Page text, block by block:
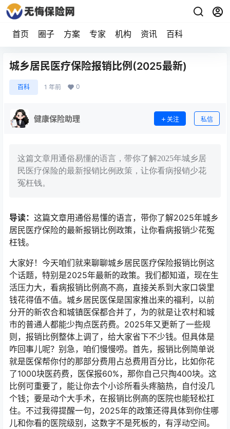
首页 圈子 方案 专家 机构 资讯 百科
城乡居民医疗保险报销比例(2025最新)
百科 1 年前 0
健康保险助理 关注 私信
这篇文章用通俗易懂的语言，带你了解2025年城乡居
民医疗保险的最新报销比例政策，让你看病报销少花
冤枉钱。
导读： 这篇文章用通俗易懂的语言，带你了解2025年城乡
居民医疗保险的最新报销比例政策，让你看病报销少花冤
枉钱。
大家好！今天咱们就来聊聊城乡居民医疗保险报销比例这
个话题，特别是2025年最新的政策。我们都知道，现在生
活压力大，看病报销比例高不高，直接关系到大家口袋里
钱花得值不值。城乡居民医保是国家推出来的福利，以前
分开的新农合和城镇医保都合并了，为的就是让农村和城
市的普通人都能少掏点医药费。2025年又更新了一些规
则，报销比例整体上调了，给大家省下不少钱。但具体是
咋回事儿呢？别急，咱们慢慢唠。首先，报销比例简单说
就是医保帮你付的那部分费用占总费用百分比，比如你花
了1000块医药费，医保报60%，那你自己只掏400块。这
比例可重要了，能让你去个小诊所看头疼脑热，自付没几
个钱；要是动个大手术，在报销比例高的医院也能轻松扛
住。不过我得提醒一句，2025年的政策还得具体到你住哪
儿和你看的医院级别，这数字不是死板的，有浮动空间。